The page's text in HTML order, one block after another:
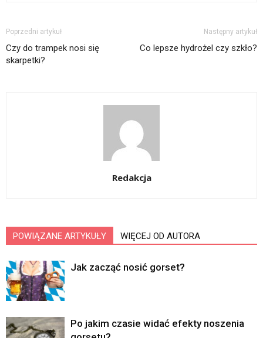
Poprzedni artykuł
Czy do trampek nosi się
skarpetki?
Następny artykuł
Co lepsze hydrożel czy szkło?
Redakcja
POWIĄZANE ARTYKUŁY WIĘCEJ OD AUTORA
Jak zacząć nosić gorset?
Po jakim czasie widać efekty noszenia